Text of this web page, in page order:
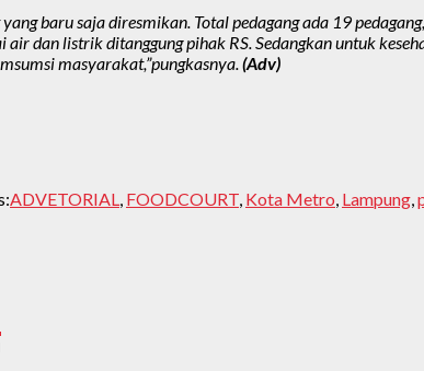
baru saja diresmikan. Total pedagang ada 19
air dan listrik ditanggung pihak RS. Sedangkan untuk
masyarakat,”pungkasnya. (Adv)
ADVETORIAL FOODCOURT Kota Metro Lampung